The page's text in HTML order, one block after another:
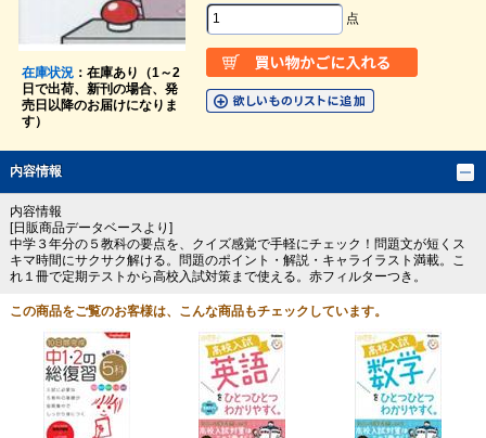
在庫状況：在庫あり（1～2
日で出荷、新刊の場合、発
売日以降のお届けになりま
す）
点
内容情報
内容情報
[日販商品データベースより]
中学３年分の５教科の要点を、クイズ感覚で手軽にチェック！問題文が短くス
キマ時間にサクサク解ける。問題のポイント・解説・キャライラスト満載。こ
れ１冊で定期テストから高校入試対策まで使える。赤フィルターつき。
この商品をご覧のお客様は、こんな商品もチェックしています。